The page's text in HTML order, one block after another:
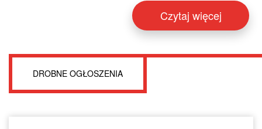
Czytaj więcej
DROBNE OGŁOSZENIA